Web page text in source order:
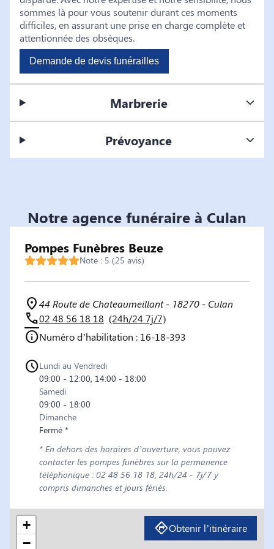
sommes là pour vous soutenir durant ces moments
difficiles, en assurant une prise en charge complète et
attentionnée des obsèques.
Demande de devis funérailles
Marbrerie
Prévoyance
Notre agence funéraire à Culan
Pompes Funèbres Beuze
Note : 5 (25 avis)
44 Route de Chateaumeillant - 18270 - Culan
02 48 56 18 18 (24h/24 7j/7)
Numéro d’habilitation : 16-18-393
Lundi au Vendredi
09:00 - 12:00, 14:00 - 18:00
Samedi
09:00 - 18:00
Dimanche
Fermé *
* En dehors des horaires d’ouverture, vous pouvez
contacter les pompes funèbres sur la permanence
téléphonique : 02 48 56 18 18, 24h/24 - 7j/7 y
compris dimanches et jours fériés.
+
−
Obtenir l’itinéraire